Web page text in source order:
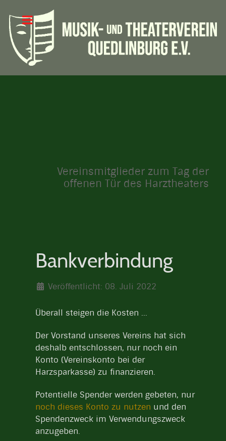
Vereinsmitglieder zum Tag der
offenen Tür des Harztheaters
Bankverbindung
Veröffentlicht: 08. Juli 2022
Überall steigen die Kosten ...
Der Vorstand unseres Vereins hat sich
deshalb entschlossen, nur noch ein
Konto (Vereinskonto bei der
Harzsparkasse) zu finanzieren.
Potentielle Spender werden gebeten, nur
noch dieses Konto zu nutzen und den
Spendenzweck im Verwendungszweck
anzugeben.